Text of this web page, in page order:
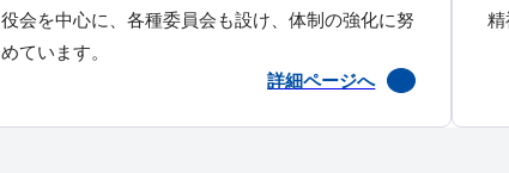
役会を中心に、各種委員会も設け、体制の強化に努
めています。
詳細ページへ
精